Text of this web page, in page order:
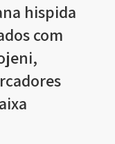
hispida
com